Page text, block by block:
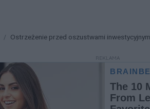
Ostrzeżenie przed oszustwami
REKLAMA